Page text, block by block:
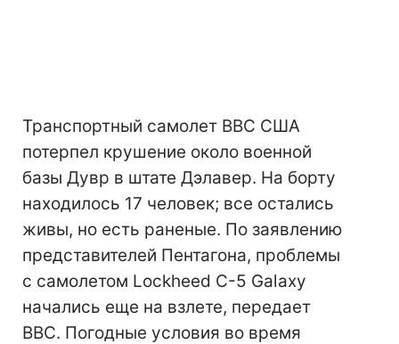
Транспортный самолет ВВС США
потерпел крушение около военной
базы Дувр в штате Дэлавер. На борту
находилось 17 человек; все остались
живы, но есть раненые. По заявлению
представителей Пентагона, проблемы
с самолетом Lockheed C-5 Galaxy
начались еще на взлете, передает
BBC. Погодные условия во время